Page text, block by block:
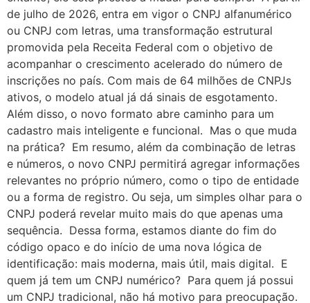
de julho de 2026, entra em vigor o CNPJ alfanumérico
ou CNPJ com letras, uma transformação estrutural
promovida pela Receita Federal com o objetivo de
acompanhar o crescimento acelerado do número de
inscrições no país. Com mais de 64 milhões de CNPJs
ativos, o modelo atual já dá sinais de esgotamento.
Além disso, o novo formato abre caminho para um
cadastro mais inteligente e funcional. Mas o que muda
na prática? Em resumo, além da combinação de letras
e números, o novo CNPJ permitirá agregar informações
relevantes no próprio número, como o tipo de entidade
ou a forma de registro. Ou seja, um simples olhar para o
CNPJ poderá revelar muito mais do que apenas uma
sequência. Dessa forma, estamos diante do fim do
código opaco e do início de uma nova lógica de
identificação: mais moderna, mais útil, mais digital. E
quem já tem um CNPJ numérico? Para quem já possui
um CNPJ tradicional, não há motivo para preocupação.